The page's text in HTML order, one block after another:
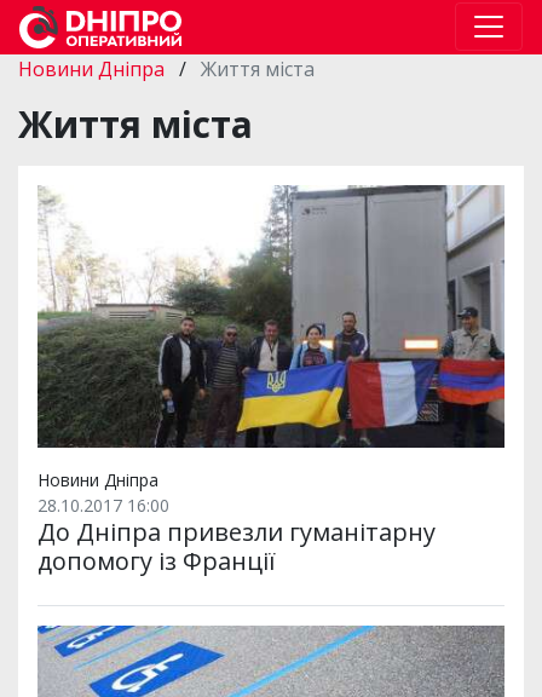
Новини Дніпра / Життя міста
Життя міста
Новини Дніпра
28.10.2017 16:00
До Дніпра привезли гуманітарну
допомогу із Франції